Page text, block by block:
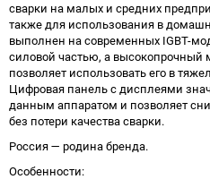
сварки на малых и средних
также для использования в
выполнен на современных IGBT-
силовой частью, а высокопрочный
позволяет использовать его в
Цифровая панель с дисплеями
данным аппаратом и позволяет
без потери качества сварки.
Россия — родина бренда.
Особенности: